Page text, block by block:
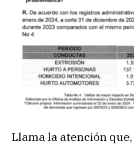
Llama la atención